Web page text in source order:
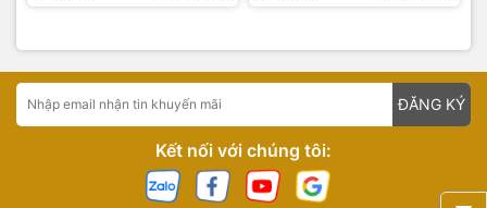
ĐĂNG KÝ
Kết nối với chúng tôi: